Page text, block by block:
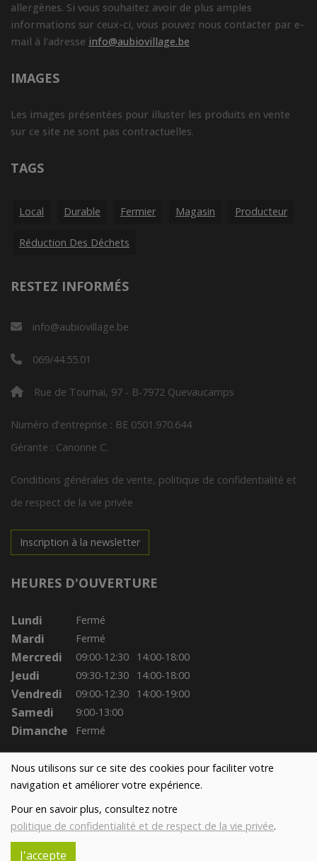
Nous utilisons sur ce site des cookies pour faciliter votre
navigation et améliorer votre expérience.
Pour en savoir plus, consultez notre
politique de confidentialité et de respect de la vie privée.
J'accepte
allergènes. Si vous souhaitez avoir de plus amples
informations sur ceux-ci, vous pouvez nous contacter par e-
mail à l'adresse info@aubiovillage.be
IMAGES
Les images présentées pour illuster les produits en vente
sur ce site ne sont pas contractuelles.
TAGS
Local Durable Fermier Magasin Producteur
Réduction Des Déchets
RESTEZ INFORMÉS
info@aubiovillage.be
069/44.55.01
Rue de Tournai, 97 - B-7972 Quevaucamps
Numéro d'entreprise : BE 0501.970.644
Gérante : Canonne C.
Conditions générales de vente, politique de confidentialité et
de respect de la vie privée
Inscription à la newsletter
HEURES D'OUVERTURE
Lundi Fermé
Mardi Fermé
Mercredi 09:00-12:30 14:00-18:00
Jeudi 09:30-12:30 14:00-18:00
Vendredi 09:00-12:30 14:00-19:00
Samedi 9:00-13:00
Dimanche Fermé